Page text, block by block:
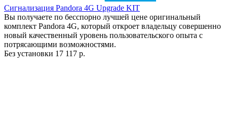
Сигнализация Pandora 4G Upgrade KIT
Вы получаете по бесспорно лучшей цене оригинальный
комплект Pandora 4G, который откроет владельцу совершенно
новый качественный уровень пользовательского опыта с
потрясающими возможностями.
Без установки 17 117 р.